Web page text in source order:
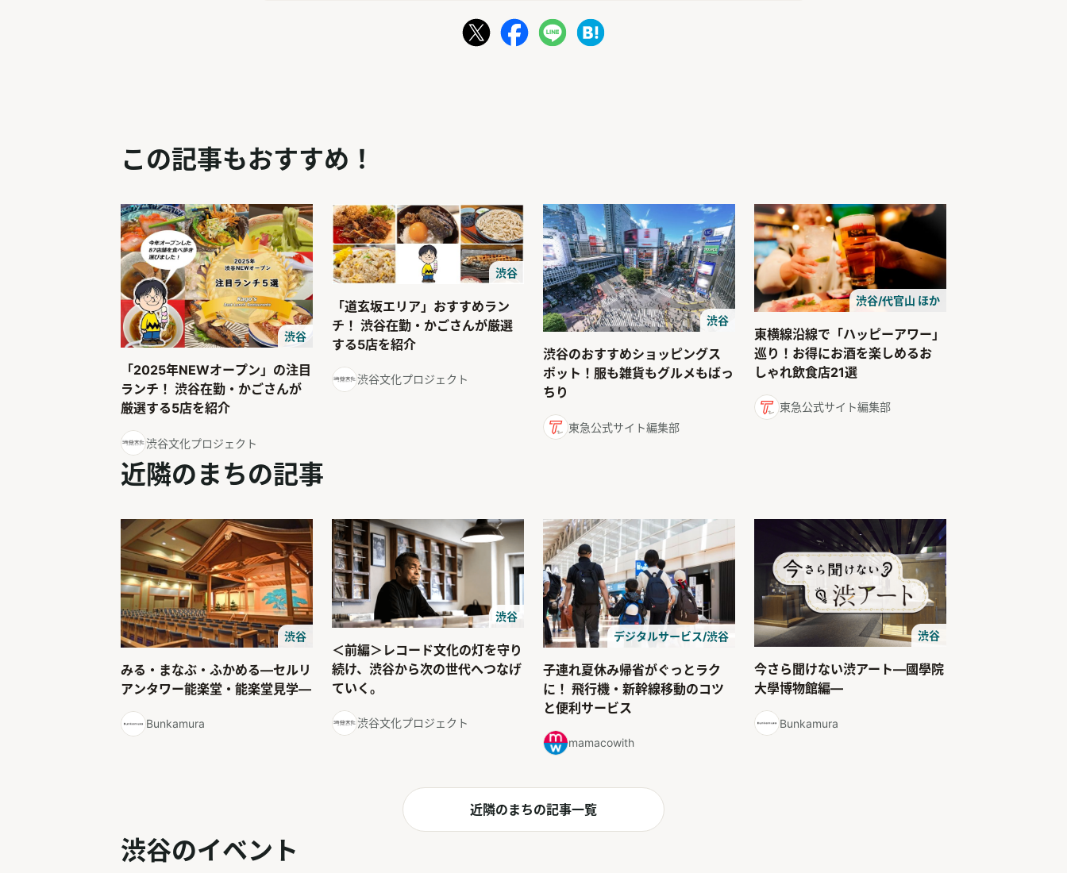
この記事もおすすめ！
渋谷
「2025年NEWオープン」の注目
ランチ！ 渋谷在勤・かごさんが
厳選する5店を紹介
渋谷文化プロジェクト
渋谷
「道玄坂エリア」おすすめラン
チ！ 渋谷在勤・かごさんが厳選
する5店を紹介
渋谷文化プロジェクト
渋谷
渋谷のおすすめショッピングス
ポット！服も雑貨もグルメもばっ
ちり
東急公式サイト編集部
渋谷/代官山 ほか
東横線沿線で「ハッピーアワー」
巡り！お得にお酒を楽しめるお
しゃれ飲食店21選
東急公式サイト編集部
近隣のまちの記事
渋谷
みる・まなぶ・ふかめる―セルリ
アンタワー能楽堂・能楽堂見学―
Bunkamura
渋谷
＜前編＞レコード文化の灯を守り
続け、渋谷から次の世代へつなげ
ていく。
渋谷文化プロジェクト
デジタルサービス/渋谷
子連れ夏休み帰省がぐっとラク
に！ 飛行機・新幹線移動のコツ
と便利サービス
mamacowith
渋谷
今さら聞けない渋アート―國學院
大學博物館編―
Bunkamura
近隣のまちの記事一覧
渋谷のイベント